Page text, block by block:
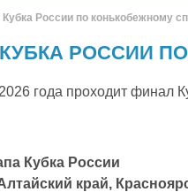
России по конькобежному
РОССИИ ПО
года проходит финал
Кубка России
край,